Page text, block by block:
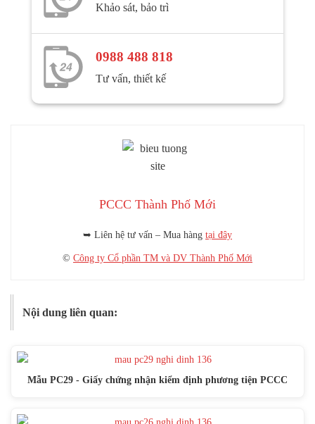
Khảo sát, bảo trì
0988 488 818
Tư vấn, thiết kế
PCCC Thành Phố Mới
➥ Liên hệ tư vấn – Mua hàng tại đây
© Công ty Cổ phần TM và DV Thành Phố Mới
Nội dung liên quan:
Mẫu PC29 - Giấy chứng nhận kiểm định phương tiện PCCC